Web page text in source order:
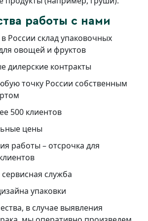
работы с нами
России склад упаковочных
овощей и фруктов
дилерские контракты
точку России собственным
500 клиентов
цены
работы – отсрочка для
служба
упаковки
в случае выявления